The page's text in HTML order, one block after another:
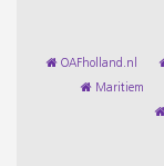
OAFholland.nl
Maritiem